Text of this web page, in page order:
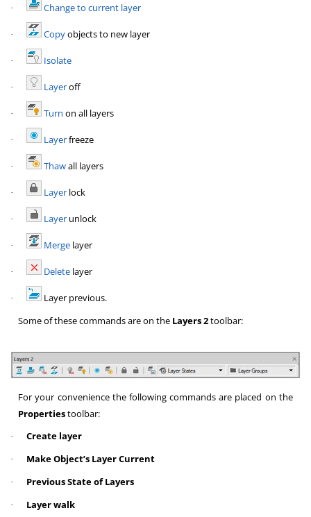
· Change to current layer
· Copyobjects to new layer
· Isolate
· Layeroff
· Turn on all layers
· Layerfreeze
· Thawall layers
· Layer lock
· Layer unlock
· Merge layer
· Delete layer
·
Layer previous.
Some of these commands are on the Layers 2toolbar:
For your convenience the following commands are placed on the
Propertiestoolbar:
· Create layer
· Make Object’s Layer Current
· Previous State of Layers
· Layer walk